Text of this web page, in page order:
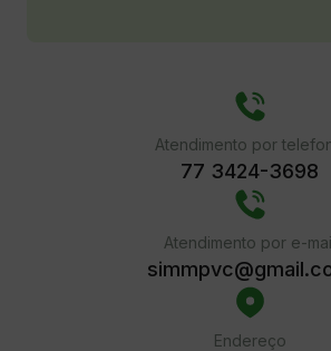
Atendimento por
77 3424-3698
Atendimento por e-
Endereço